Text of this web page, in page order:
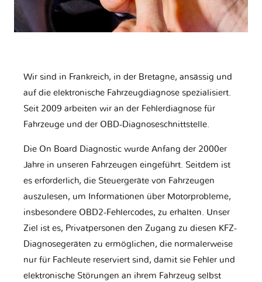
Wir sind in Frankreich, in der Bretagne, ansässig und
auf die elektronische Fahrzeugdiagnose spezialisiert.
Seit 2009 arbeiten wir an der Fehlerdiagnose für
Fahrzeuge und der OBD-Diagnoseschnittstelle.
Die On Board Diagnostic wurde Anfang der 2000er
Jahre in unseren Fahrzeugen eingeführt. Seitdem ist
es erforderlich, die Steuergeräte von Fahrzeugen
auszulesen, um Informationen über Motorprobleme,
insbesondere OBD2-Fehlercodes, zu erhalten. Unser
Ziel ist es, Privatpersonen den Zugang zu diesen KFZ-
Diagnosegeräten zu ermöglichen, die normalerweise
nur für Fachleute reserviert sind, damit sie Fehler und
elektronische Störungen an ihrem Fahrzeug selbst